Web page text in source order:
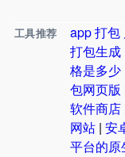
工具推荐 app 打包
打包生成
格是多少
包网页版
软件商店
网站 | 安
平台的原